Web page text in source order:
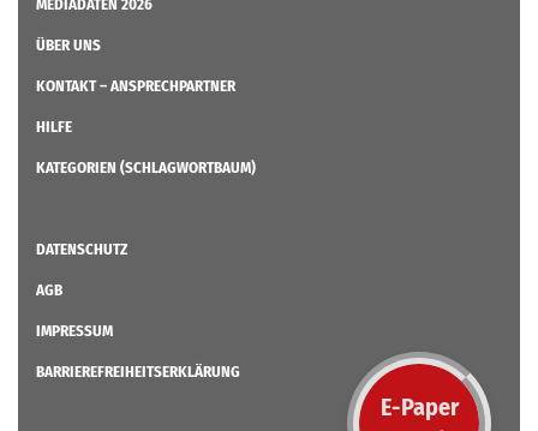
MEDIADATEN 2026
ÜBER UNS
KONTAKT – ANSPRECHPARTNER
HILFE
KATEGORIEN (SCHLAGWORTBAUM)
DATENSCHUTZ
AGB
IMPRESSUM
BARRIEREFREIHEITSERKLÄRUNG
E-Paper